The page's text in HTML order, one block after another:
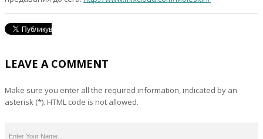
LEAVE A COMMENT
Make sure you enter all the required information, indicated by an
asterisk (*). HTML code is not allowed.